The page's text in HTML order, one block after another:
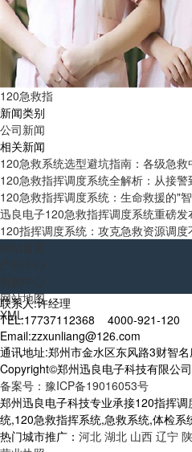
120急救指
新闻类别
公司新闻
相关新闻
120急救系统选型避坑指南：各级急救
120急救指挥调度系统全解析：从接警
120急救指挥调度系统：生命救援的"
迅良电子120急救指挥调度系统重磅发
120指挥调度系统：攻克急救资源调度
网站地图
XML
联系人:许经理
TEL:17737112368 4000-921-120
Email:zzxunliang@126.com
通讯地址:郑州市金水区东风路3财智名
Copyright©郑州迅良电子科技有限公司
备案号：豫ICP备19016053号
郑州迅良电子科技专业承接120指挥
统,120急救指挥系统,急救系统,体检系
热门城市推广： 河北 湖北 山西 辽宁